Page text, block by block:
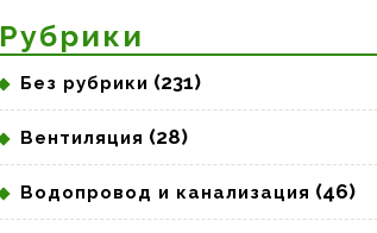
Рубрики
Без рубрики (231)
Вентиляция (28)
Водопровод и канализация (46)